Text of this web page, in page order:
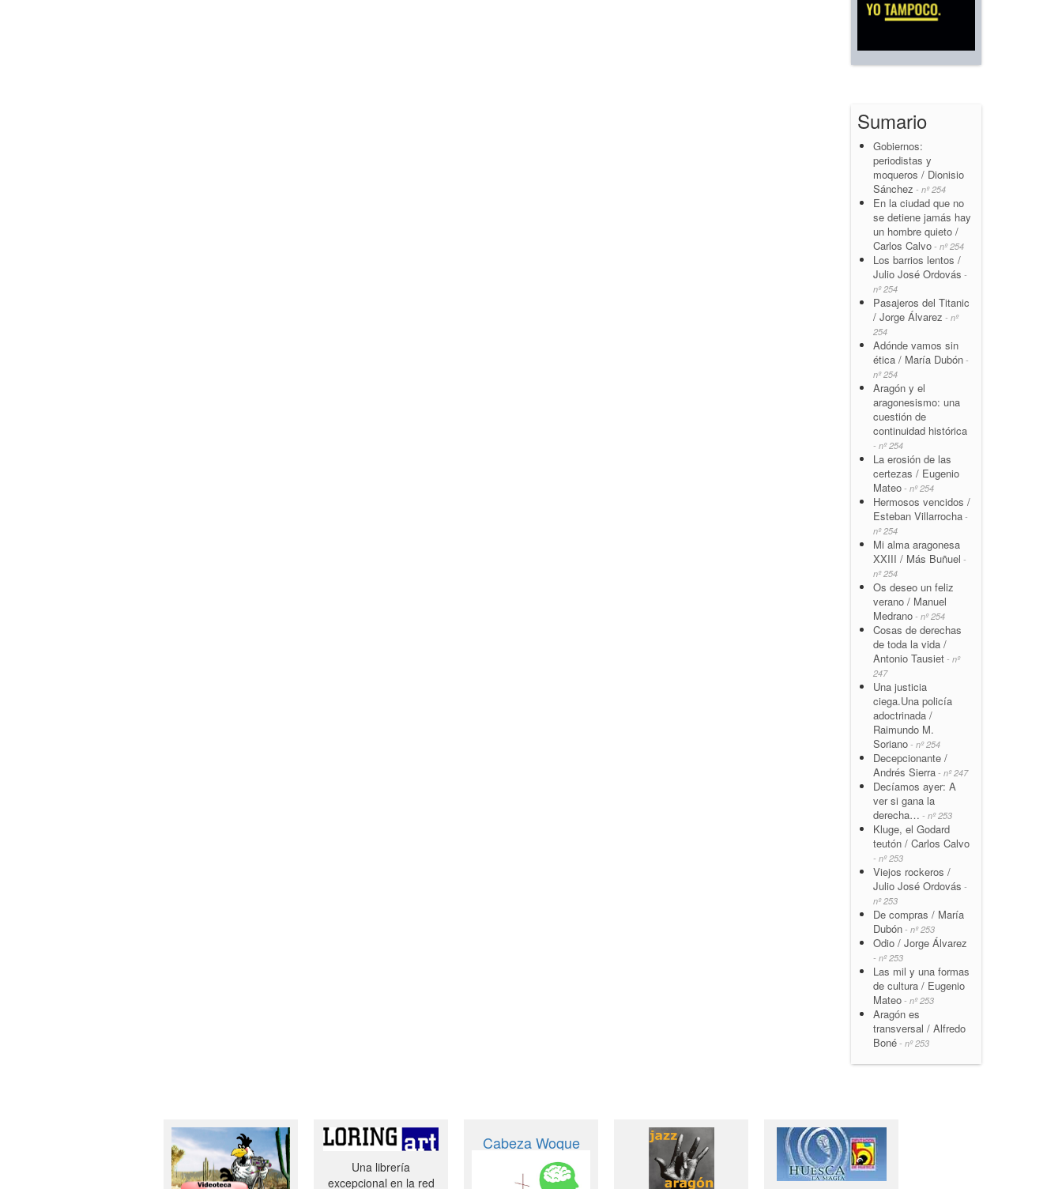
Sumario
Gobiernos:
periodistas y
moqueros / Dionisio
Sánchez - nº 254
En la ciudad que no
se detiene jamás hay
un hombre quieto /
Carlos Calvo - nº 254
Los barrios lentos /
Julio José Ordovás -
nº 254
Pasajeros del Titanic
/ Jorge Álvarez - nº
254
Adónde vamos sin
ética / María Dubón -
nº 254
Aragón y el
aragonesismo: una
cuestión de
continuidad histórica
- nº 254
La erosión de las
certezas / Eugenio
Mateo - nº 254
Hermosos vencidos /
Esteban Villarrocha -
nº 254
Mi alma aragonesa
XXIII / Más Buñuel -
nº 254
Os deseo un feliz
verano / Manuel
Medrano - nº 254
Cosas de derechas
de toda la vida /
Antonio Tausiet - nº
247
Una justicia
ciega.Una policía
adoctrinada /
Raimundo M.
Soriano - nº 254
Decepcionante /
Andrés Sierra - nº 247
Decíamos ayer: A
ver si gana la
derecha… - nº 253
Kluge, el Godard
teutón / Carlos Calvo
- nº 253
Viejos rockeros /
Julio José Ordovás -
nº 253
De compras / María
Dubón - nº 253
Odio / Jorge Álvarez
- nº 253
Las mil y una formas
de cultura / Eugenio
Mateo - nº 253
Aragón es
transversal / Alfredo
Boné - nº 253
Una librería
excepcional en la red
Cabeza Woque